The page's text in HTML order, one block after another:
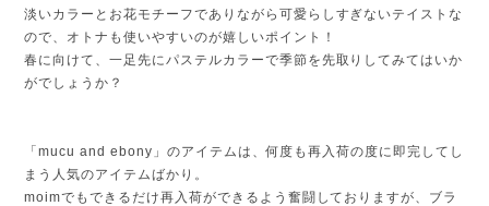
淡いカラーとお花モチーフでありながら可愛らしすぎないテイストな
ので、オトナも使いやすいのが嬉しいポイント！
春に向けて、一足先にパステルカラーで季節を先取りしてみてはいか
がでしょうか？
「mucu and ebony」のアイテムは、何度も再入荷の度に即完してし
まう人気のアイテムばかり。
moimでもできるだけ再入荷ができるよう奮闘しておりますが、ブラ